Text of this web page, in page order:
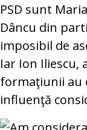
PSD sunt
Dâncu din
imposibil de
Iar Ion Iliescu,
formaţiunii au
influenţă